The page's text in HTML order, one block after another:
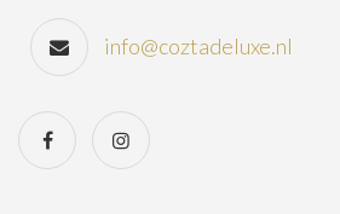
info@coztadeluxe.nl